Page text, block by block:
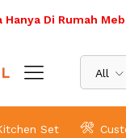
Di Rumah
All
Set
Spesifikasi